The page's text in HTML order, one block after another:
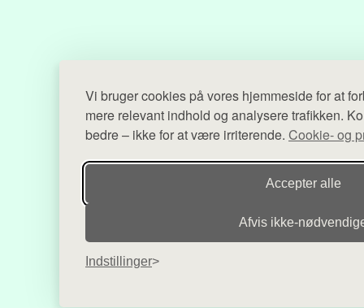
Vi bruger cookies på vores hjemmeside for at
mere relevant indhold og analysere trafikken.
bedre – ikke for at være irriterende. Cookie- og
Accepter alle
Afvis
Indstillinger